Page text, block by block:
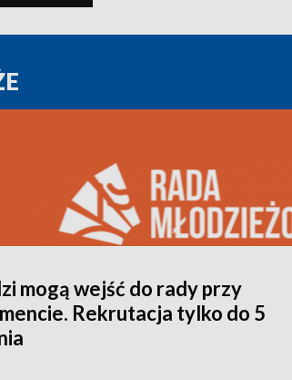
mogą wejść do rady przy
Rekrutacja tylko do 5